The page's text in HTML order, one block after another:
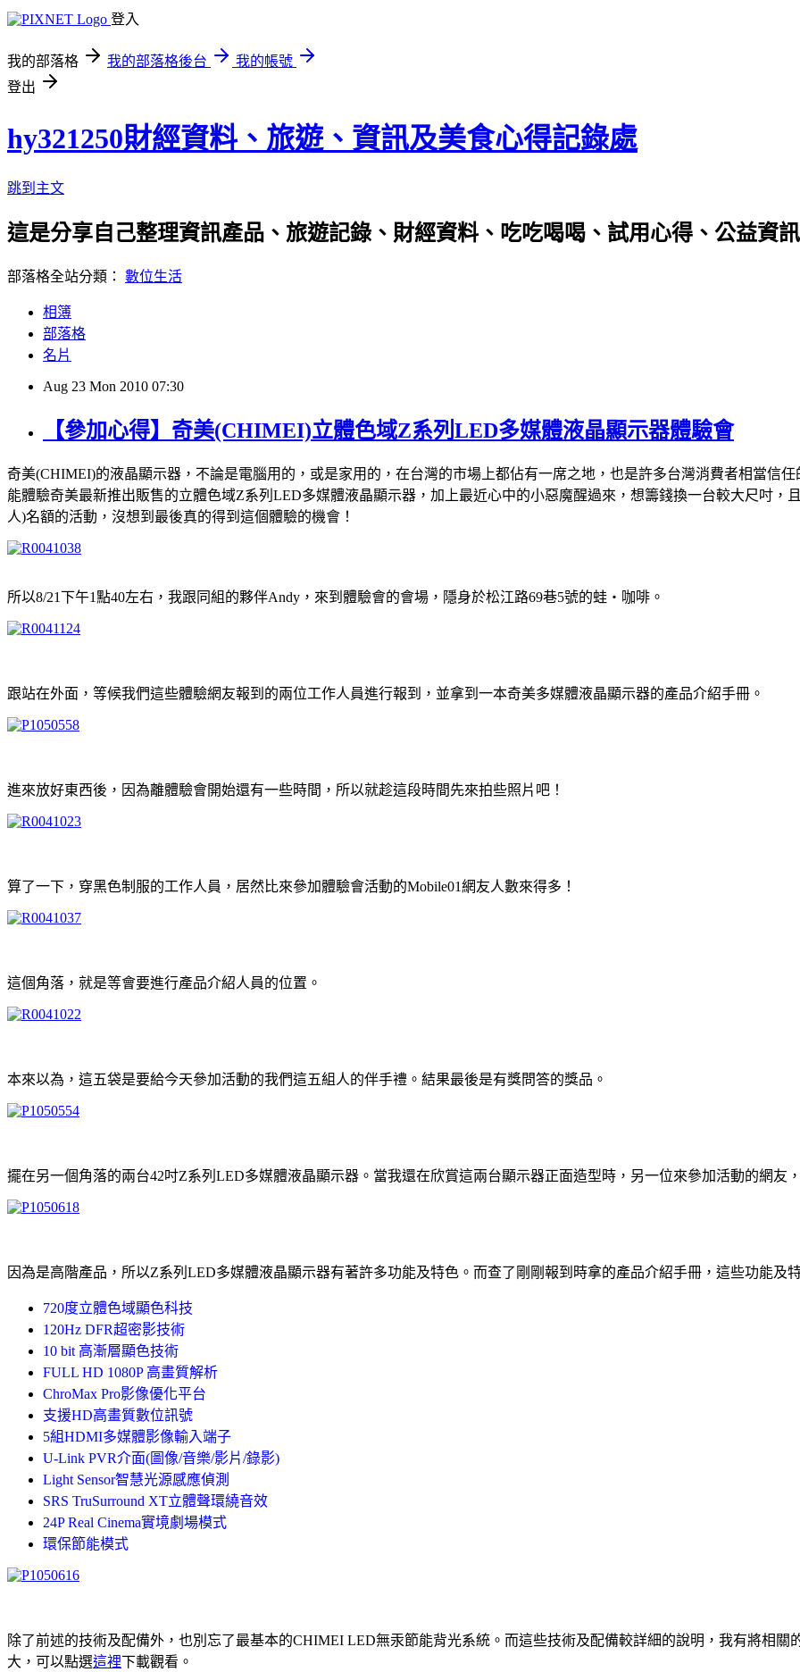
登入
我的部落格 我的部落格後台
我的帳號
登出
hy321250財經資料、旅遊、資訊及美食心得記錄處
跳到主文
這是分享自己整理資訊產品、旅遊記錄、財經資料、吃吃喝喝、試用心得、公益資
部落格全站分類： 數位生活
相簿
部落格
名片
Aug 23 Mon 2010 07:30
【參加心得】奇美(CHIMEI)立體色域Z系列LED多媒體液晶顯示器體驗會
奇美(CHIMEI)的液晶顯示器，不論是電腦用的，或是家用的，在台灣的市場上都佔有一席之地，也是許多台灣消費者相當信
能體驗奇美最新推出販售的立體色域Z系列LED多媒體液晶顯示器，加上最近心中的小惡魔醒過來，想籌錢換一台較大尺吋，
人)名額的活動，沒想到最後真的得到這個體驗的機會！
所以8/21下午1點40左右，我跟同組的夥伴Andy，來到體驗會的會場，隱身於松江路69巷5號的蛙‧咖啡。
跟站在外面，等候我們這些體驗網友報到的兩位工作人員進行報到，並拿到一本奇美多媒體液晶顯示器的產品介紹手冊。
進來放好東西後，因為離體驗會開始還有一些時間，所以就趁這段時間先來拍些照片吧！
算了一下，穿黑色制服的工作人員，居然比來參加體驗會活動的Mobile01網友人數來得多！
這個角落，就是等會要進行產品介紹人員的位置。
本來以為，這五袋是要給今天參加活動的我們這五組人的伴手禮。結果最後是有獎問答的獎品。
擺在另一個角落的兩台42吋Z系列LED多媒體液晶顯示器。當我還在欣賞這兩台顯示器正面造型時，另一位來參加活動的網友
因為是高階產品，所以Z系列LED多媒體液晶顯示器有著許多功能及特色。而查了剛剛報到時拿的產品介紹手冊，這些功能及
720度立體色域顯色科技
120Hz DFR超密影技術
10 bit 高漸層顯色技術
FULL HD 1080P 高畫質解析
ChroMax Pro影像優化平台
支援HD高畫質數位訊號
5組HDMI多媒體影像輸入端子
U-Link PVR介面(圖像/音樂/影片/錄影)
Light Sensor智慧光源感應偵測
SRS TruSurround XT立體聲環繞音效
24P Real Cinema實境劇場模式
環保節能模式
除了前述的技術及配備外，也別忘了最基本的CHIMEI LED無汞節能背光系統。而這些技術及配備較詳細的說明，我有將相
大，可以點選這裡下載觀看。